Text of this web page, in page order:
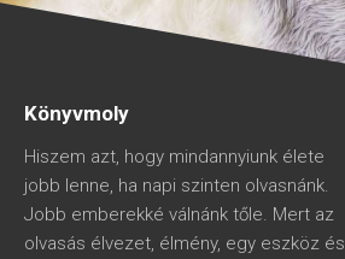
Könyvmoly
Hiszem azt, hogy mindannyiunk élete
jobb lenne, ha napi szinten olvasnánk.
Jobb emberekké válnánk tőle. Mert az
olvasás élvezet, élmény, egy eszköz és